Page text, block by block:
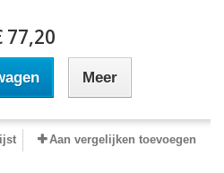
77,20
Meer
Aan vergelijken toevoegen